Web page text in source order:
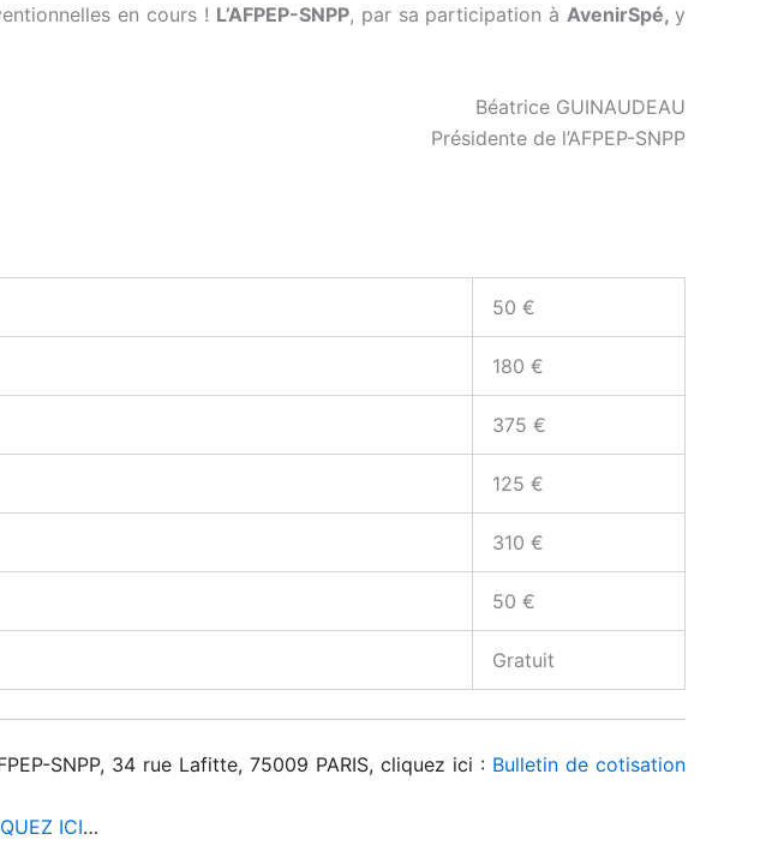
en cours ! L’AFPEP-SNPP, par sa participation à AvenirSpé,y
Béatrice GUINAUDEAU
Présidente de l’AFPEP-SNPP
50 €
180 €
375 €
125 €
310 €
50 €
Gratuit
SNPP, 34 rue Lafitte, 75009 PARIS, cliquez ici : Bulletin de cotisation
ICI…